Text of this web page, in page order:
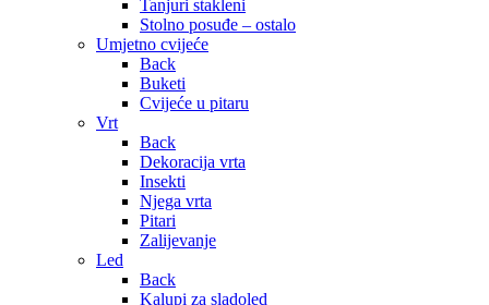
Tanjuri stakleni
Stolno posuđe – ostalo
Umjetno cvijeće
Back
Buketi
Cvijeće u pitaru
Vrt
Back
Dekoracija vrta
Insekti
Njega vrta
Pitari
Zalijevanje
Led
Back
Kalupi za sladoled